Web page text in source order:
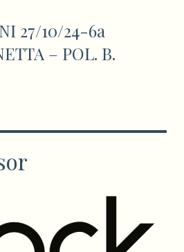
27/10/24-6a
– POL. B.